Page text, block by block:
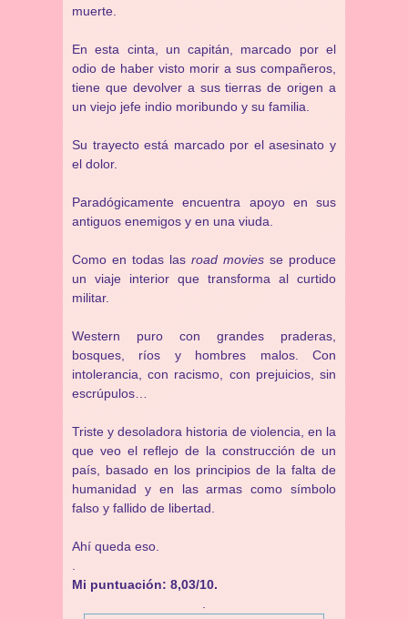
muerte.
En esta cinta, un capitán, marcado por el
odio de haber visto morir a sus compañeros,
tiene que devolver a sus tierras de origen a
un viejo jefe indio moribundo y su familia.
Su trayecto está marcado por el asesinato y
el dolor.
Paradógicamente encuentra apoyo en sus
antiguos enemigos y en una viuda.
Como en todas las road movies se produce
un viaje interior que transforma al curtido
militar.
Western puro con grandes praderas,
bosques, ríos y hombres malos. Con
intolerancia, con racismo, con prejuicios, sin
escrúpulos…
Triste y desoladora historia de violencia, en la
que veo el reflejo de la construcción de un
país, basado en los principios de la falta de
humanidad y en las armas como símbolo
falso y fallido de libertad.
Ahí queda eso.
Mi puntuación: 8,03/10.